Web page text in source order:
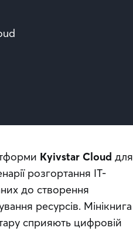
Kyivstar Cloud для
розгортання ІТ-
до створення
ресурсів. Мінікнига
сприяють цифровій